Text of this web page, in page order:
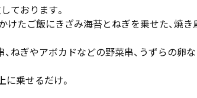
ております。
かけたご飯にきざみ海苔とねぎを乗せた、
ねぎやアボカドなどの野菜串、うずらの卵
に乗せるだけ。